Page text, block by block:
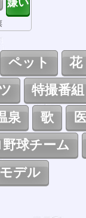
ペット 花
特撮番組
泉 歌
野球チーム
モデル